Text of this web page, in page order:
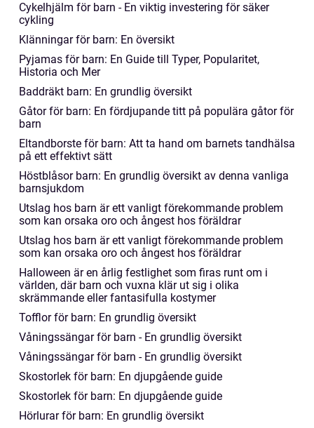
Cykelhjälm för barn - En viktig investering för säker
cykling
Klänningar för barn: En översikt
Pyjamas för barn: En Guide till Typer, Popularitet,
Historia och Mer
Baddräkt barn: En grundlig översikt
Gåtor för barn: En fördjupande titt på populära gåtor för
barn
Eltandborste för barn: Att ta hand om barnets tandhälsa
på ett effektivt sätt
Höstblåsor barn: En grundlig översikt av denna vanliga
barnsjukdom
Utslag hos barn är ett vanligt förekommande problem
som kan orsaka oro och ångest hos föräldrar
Utslag hos barn är ett vanligt förekommande problem
som kan orsaka oro och ångest hos föräldrar
Halloween är en årlig festlighet som firas runt om i
världen, där barn och vuxna klär ut sig i olika
skrämmande eller fantasifulla kostymer
Tofflor för barn: En grundlig översikt
Våningssängar för barn - En grundlig översikt
Våningssängar för barn - En grundlig översikt
Skostorlek för barn: En djupgående guide
Skostorlek för barn: En djupgående guide
Hörlurar för barn: En grundlig översikt